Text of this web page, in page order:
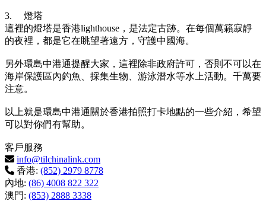
3.
燈塔
這裡的燈塔是香港lighthouse，是法定古跡。在每個萬籟寂靜
的夜裡，都是它在眺望著遠方，守護中國海。
另外環島中港通提醒大家，這裡除非政府許可，否則不可以在
海岸保護區內釣魚、採集生物、游泳潛水等水上活動。千萬要
注意。
以上就是環島中港通關於香港拍照打卡地點的一些介紹，希望
可以對你們有幫助。
客戶服務
info@tilchinalink.com
香港: (852) 2979 8778
內地: (86) 4008 822 322
澳門: (853) 2888 3338